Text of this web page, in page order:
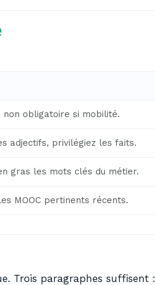
non obligatoire si mobilité.
adjectifs, privilégiez les faits.
gras les mots clés du métier.
MOOC pertinents récents.
Trois paragraphes suffisent :